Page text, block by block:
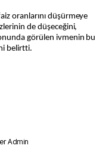
oranlarını düşürmeye
de düşeceğini,
görülen ivmenin bu
belirtti.
Admin